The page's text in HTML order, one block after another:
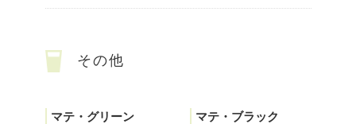
その他
マテ・グリーン マテ・ブラック